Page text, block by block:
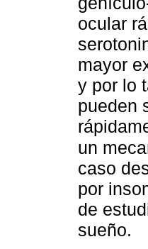
ocular
mayor
y por lo
pueden
un
caso
por
de
sueño.